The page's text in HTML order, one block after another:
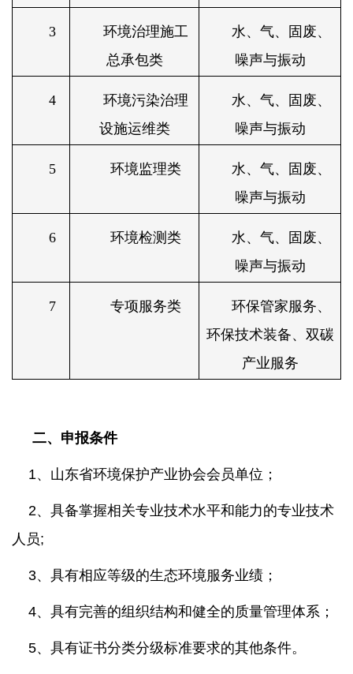
3
环境治理施工
总承包类
水、气、固废、
噪声与振动
4
环境污染治理
设施运维类
水、气、固废、
噪声与振动
5 环境监理类
水、气、固废、
噪声与振动
6 环境检测类
水、气、固废、
噪声与振动
7 专项服务类
环保管家服务、
环保技术装备、双碳
产业服务
二、申报条件
1、 山东省环境保护产业协会会员单位；
2、具备掌握相关专业技术水平和能力的专业技术
人员;
3、具有相应等级的生态环境服务业绩；
4、具有完善的组织结构和健全的质量管理体系；
5、具有证书分类分级标准要求的其他条件。